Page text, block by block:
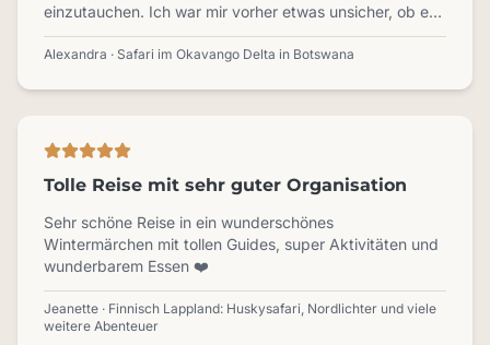
einzutauchen. Ich war mir vorher etwas unsicher, ob es
nicht langweilig wird, eine Woche an einem Ort zu leben
und täglich als Programm zwei Game Drives zu machen.
Jungen, die ein Zebra gerissen haben oder den
Wildhunden, sondern auch die ganzen Antilopen,
Elefanten, Zebras, Büffel, Gnus, und mehr. Der Sleepout
Zeit am Lagerfeuer und der atemberaubende Blick auf
den Sternenhimmel - definitiv ein Erlebnis für sich!
Alexandra · Safari im Okavango Delta in Botswana
Tolle Reise mit sehr guter Organisation
Sehr schöne Reise in ein wunderschönes
Wintermärchen mit tollen Guides, super Aktivitäten und
wunderbarem Essen ❤️
Jeanette · Finnisch Lappland: Huskysafari, Nordlichter und viele
weitere Abenteuer